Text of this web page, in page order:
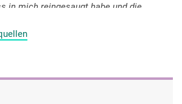
in mich reingesaugt habe und die
Und die sind ganz tief in mir drin.
Songs, aber die gehören zu meinem
höre, sofort in die Zeit
noch dankbar, das hat mir geholfen.